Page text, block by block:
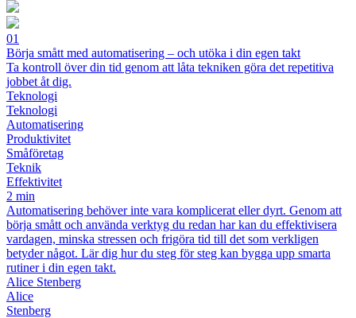
01
Börja smått med automatisering – och utöka i din egen takt
Ta kontroll över din tid genom att låta tekniken göra det repetitiva
jobbet åt dig.
Teknologi
Teknologi
Automatisering
Produktivitet
Småföretag
Teknik
Effektivitet
2 min
Automatisering behöver inte vara komplicerat eller dyrt. Genom att
börja smått och använda verktyg du redan har kan du effektivisera
vardagen, minska stressen och frigöra tid till det som verkligen
betyder något. Lär dig hur du steg för steg kan bygga upp smarta
rutiner i din egen takt.
Alice Stenberg
Alice
Stenberg